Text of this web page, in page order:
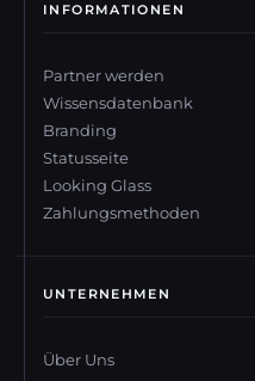
INFORMATIONEN
Partner werden
Wissensdatenbank
Branding
Statusseite
Looking Glass
Zahlungsmethoden
UNTERNEHMEN
Über Uns